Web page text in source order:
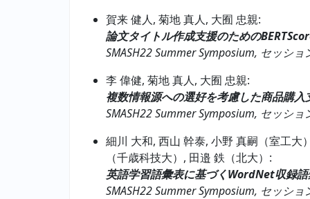
賀来 健人, 菊地 真人, 大囿 忠親:
論文タイトル作成支援のための
SMASH22 Summer Symposium, セッショ
李 偉健, 菊地 真人, 大囿 忠親:
複数情報源への選好を考慮した商品購
SMASH22 Summer Symposium, セッショ
細川 大和, 西山 幹泰, 小野 真嗣（室工大
（千歳科技大）, 田邉 鉄（北大）:
英語学習語彙表に基づくWordNet収録
SMASH22 Summer Symposium, セッショ